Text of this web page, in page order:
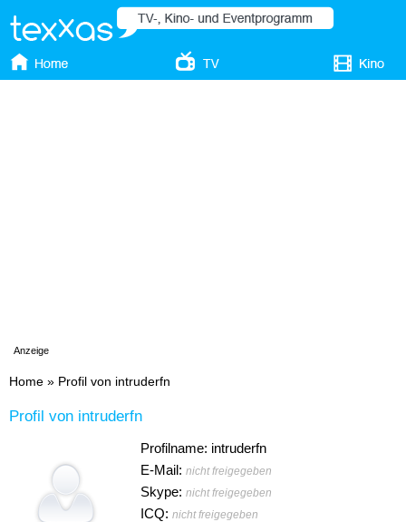
Anzeige
Home » Profil von intruderfn
Profil von intruderfn
Profilname: intruderfn
E-Mail: nicht freigegeben
Skype: nicht freigegeben
ICQ: nicht freigegeben